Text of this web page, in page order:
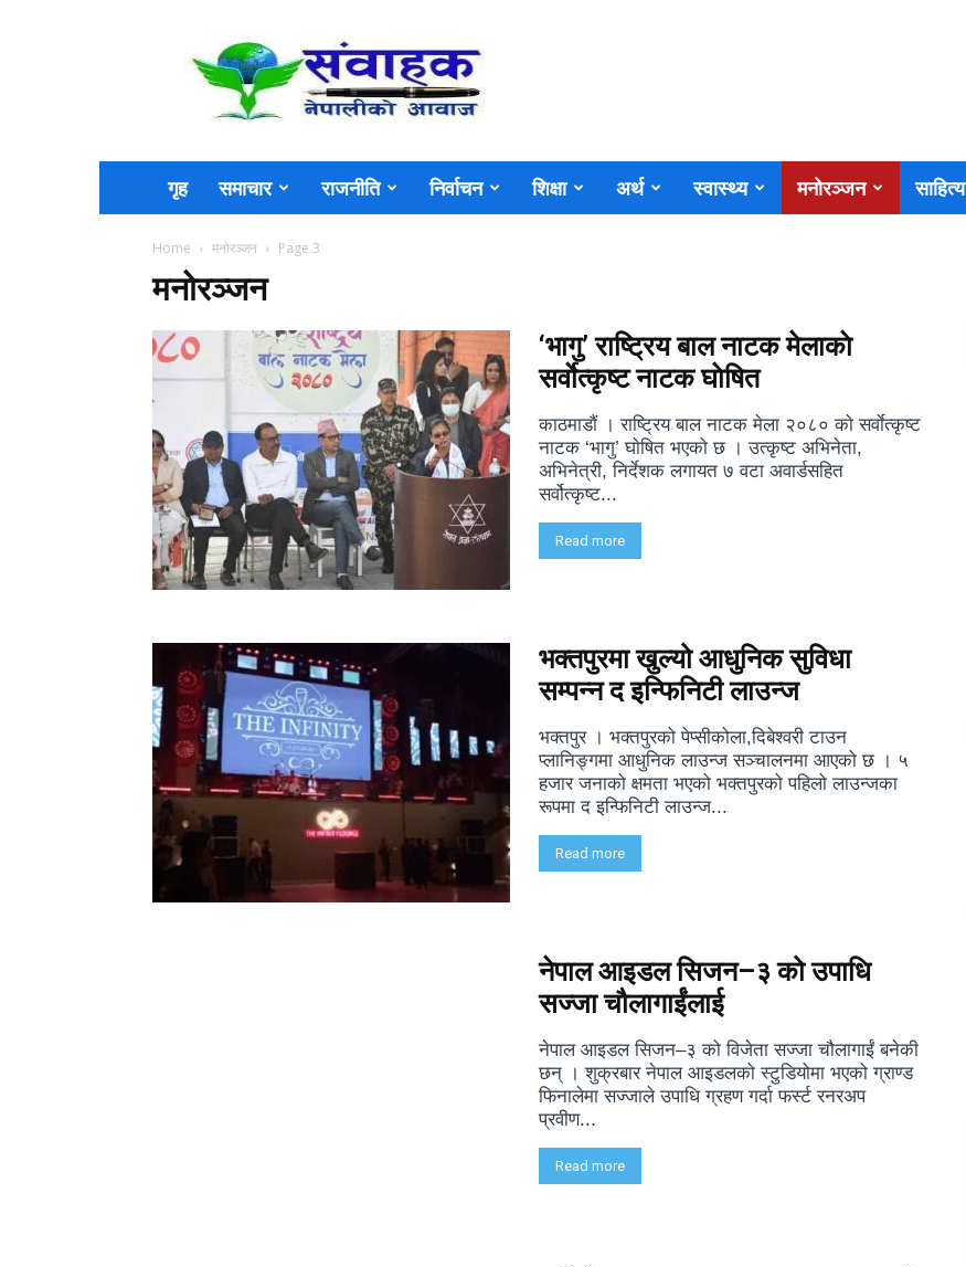
Sambahak
गृह समाचार राजनीति निर्वाचन शिक्षा अर्थ स्वास्थ्य मनोरञ्जन साहित्य
Home मनोरञ्जन Page 3
मनोरञ्जन
‘भागु’ राष्ट्रिय बाल नाटक मेलाकाे
सर्वाेत्कृष्ट नाटक घाेषित
काठमाडाैं । राष्ट्रिय बाल नाटक मेला २०८० काे सर्वाेत्कृष्ट
नाटक ‘भागु’ घाेषित भएकाे छ । उत्कृष्ट अभिनेता,
अभिनेत्री, निर्देशक लगायत ७ वटा अवार्डसहित
सर्वोत्कृष्ट...
Read more
भक्तपुरमा खुल्यो आधुनिक सुविधा
सम्पन्न द इन्फिनिटी लाउन्ज
भक्तपुर । भक्तपुरको पेप्सीकोला,दिबेश्वरी टाउन
प्लानिङ्गमा आधुनिक लाउन्ज सञ्चालनमा आएको छ । ५
हजार जनाको क्षमता भएको भक्तपुरको पहिलो लाउन्जका
रूपमा द इन्फिनिटी लाउन्ज...
Read more
नेपाल आइडल सिजन–३ को उपाधि
सज्जा चौलागाईंलाई
नेपाल आइडल सिजन–३ को विजेता सज्जा चौलागाईं बनेकी
छन् । शुक्रबार नेपाल आइडलको स्टुडियोमा भएको ग्राण्ड
फिनालेमा सज्जाले उपाधि ग्रहण गर्दा फर्स्ट रनरअप
प्रवीण...
Read more